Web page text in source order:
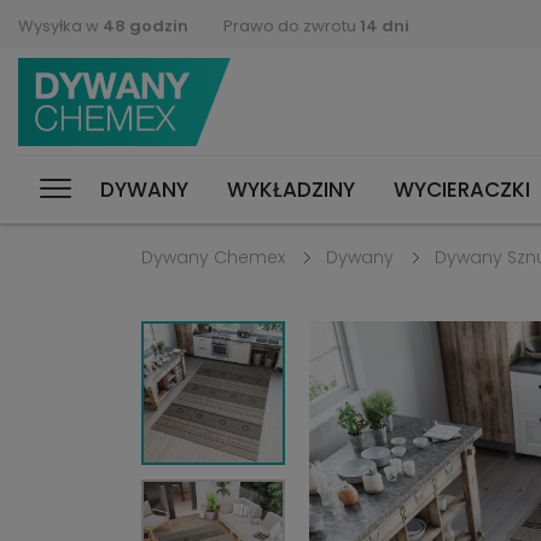
Wysyłka w 48 godzin Prawo do zwrotu 14 dni
DYWANY WYKŁADZINY WYCIERACZKI
Dywany Chemex Dywany Dywany